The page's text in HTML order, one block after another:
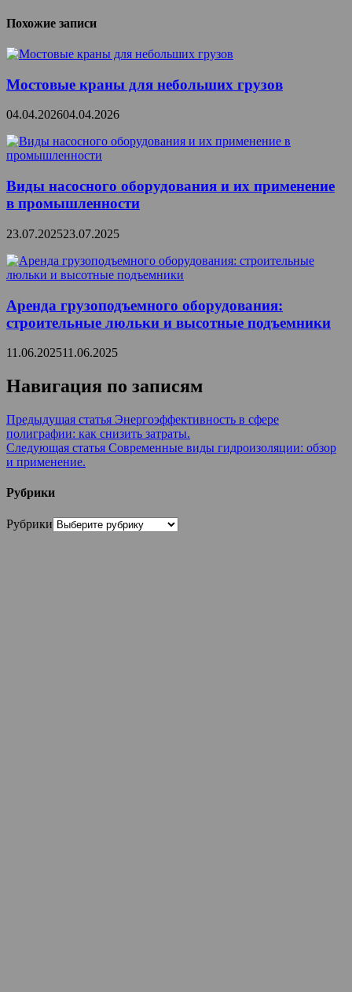
Похожие записи
Мостовые краны для небольших грузов
04.04.202604.04.2026
Виды насосного оборудования и их применение
в промышленности
23.07.202523.07.2025
Аренда грузоподъемного оборудования:
строительные люльки и высотные подъемники
11.06.202511.06.2025
Навигация по записям
Предыдущая статья Энергоэффективность в сфере
полиграфии: как снизить затраты.
Следующая статья Современные виды гидроизоляции: обзор
и применение.
Рубрики
Рубрики